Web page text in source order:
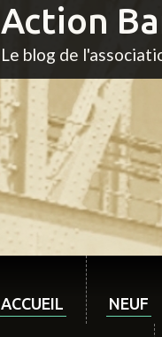
Action
Le blog de
ACCUEIL NEUF